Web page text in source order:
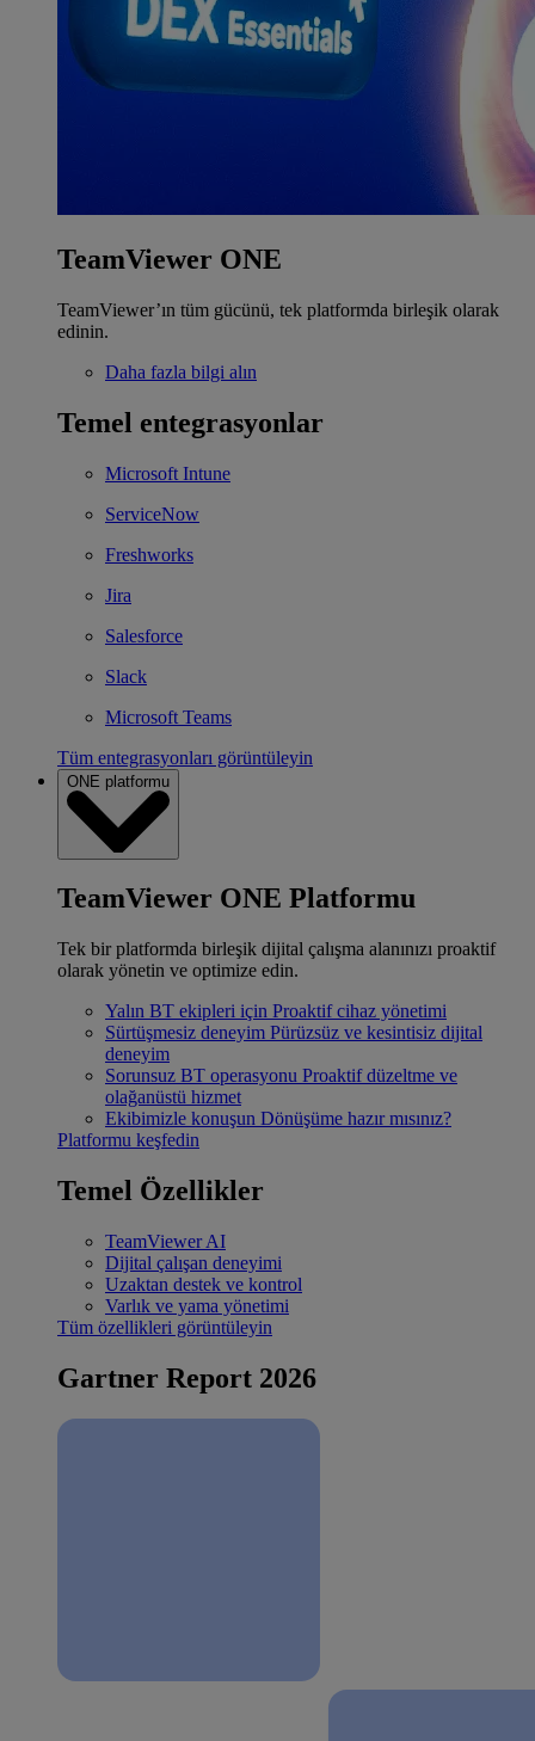
TeamViewer ONE
TeamViewer’ın tüm gücünü, tek platformda birleşik olarak
edinin.
Daha fazla bilgi alın
Temel entegrasyonlar
Microsoft Intune
ServiceNow
Freshworks
Jira
Salesforce
Slack
Microsoft Teams
Tüm entegrasyonları görüntüleyin
ONE platformu
TeamViewer ONE Platformu
Tek bir platformda birleşik dijital çalışma alanınızı proaktif
olarak yönetin ve optimize edin.
Yalın BT ekipleri için Proaktif cihaz yönetimi
Sürtüşmesiz deneyim Pürüzsüz ve kesintisiz dijital
deneyim
Sorunsuz BT operasyonu Proaktif düzeltme ve
olağanüstü hizmet
Ekibimizle konuşun Dönüşüme hazır mısınız?
Platformu keşfedin
Temel Özellikler
TeamViewer AI
Dijital çalışan deneyimi
Uzaktan destek ve kontrol
Varlık ve yama yönetimi
Tüm özellikleri görüntüleyin
Gartner Report 2026